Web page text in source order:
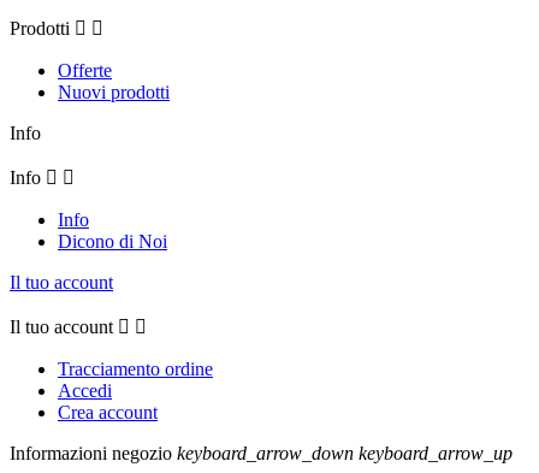
Prodotti  
Offerte
Nuovi prodotti
Info
Info  
Info
Dicono di Noi
Il tuo account
Il tuo account  
Tracciamento ordine
Accedi
Crea account
Informazioni negozio keyboard_arrow_down keyboard_arrow_up